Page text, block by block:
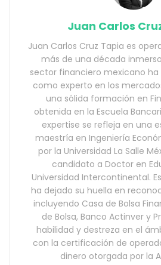
Juan Carlos
Juan Carlos Cruz Tapia es
más de una década
sector financiero mexicano
como experto en los
una sólida formación en
obtenida en la Escuela
expertise se refleja en una
maestría en Ingeniería
por la Universidad La Salle
candidato a Doctor en
Universidad Intercontinental.
ha dejado su huella en
incluyendo Casa de Bolsa
de Bolsa, Banco Actinver y
habilidad y destreza en el
con la certificación de
dinero otorgada por la